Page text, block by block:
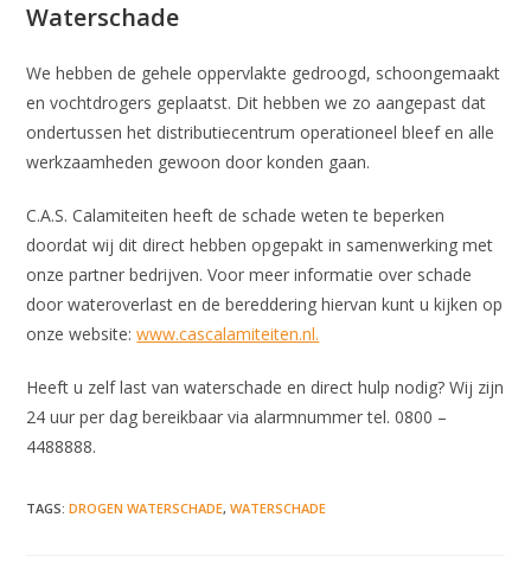
Waterschade
We hebben de gehele oppervlakte gedroogd, schoongemaakt
en vochtdrogers geplaatst. Dit hebben we zo aangepast dat
ondertussen het distributiecentrum operationeel bleef en alle
werkzaamheden gewoon door konden gaan.
C.A.S. Calamiteiten heeft de schade weten te beperken
doordat wij dit direct hebben opgepakt in samenwerking met
onze partner bedrijven. Voor meer informatie over schade
door wateroverlast en de bereddering hiervan kunt u kijken op
onze website:www.cascalamiteiten.nl.
Heeft u zelf last van waterschade en direct hulp nodig? Wij zijn
24 uur per dag bereikbaar via alarmnummer tel. 0800 –
4488888.
TAGS:DROGEN WATERSCHADE, WATERSCHADE